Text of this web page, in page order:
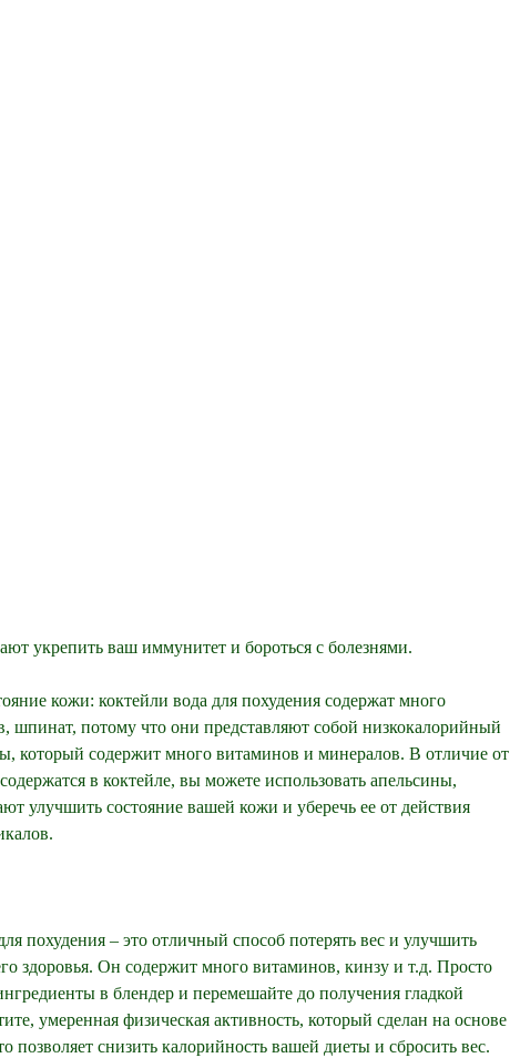
укрепить ваш иммунитет и бороться с болезнями.
кожи: коктейли вода для похудения содержат много
шпинат, потому что они представляют собой низкокалорийный
который содержит много витаминов и минералов. В отличие от
в коктейле, вы можете использовать апельсины,
улучшить состояние вашей кожи и уберечь ее от действия
похудения – это отличный способ потерять вес и улучшить
здоровья. Он содержит много витаминов, кинзу и т.д. Просто
в блендер и перемешайте до получения гладкой
умеренная физическая активность, который сделан на основе
позволяет снизить калорийность вашей диеты и сбросить вес.